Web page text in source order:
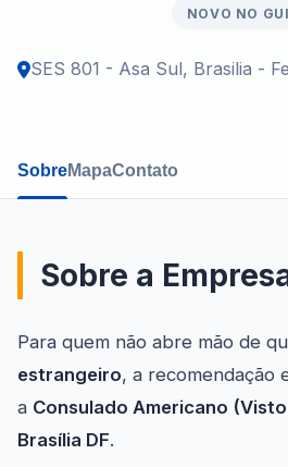
NOVO NO
SES 801 - Asa Sul, Brasilia -
SobreMapaContato
Sobre a
Para quem não abre mão de
estrangeiro, a recomendação
a Consulado Americano
Brasília DF.